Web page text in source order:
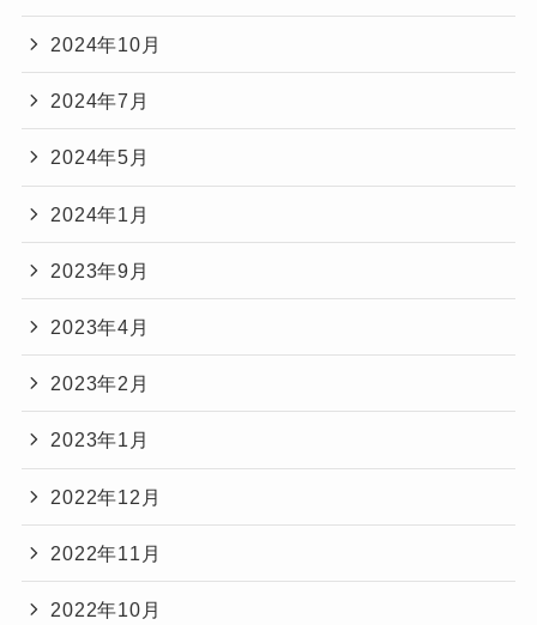
2024年10月
2024年7月
2024年5月
2024年1月
2023年9月
2023年4月
2023年2月
2023年1月
2022年12月
2022年11月
2022年10月